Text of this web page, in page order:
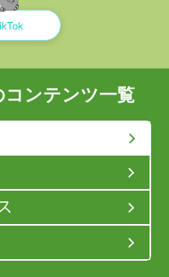
ンテンツ一覧